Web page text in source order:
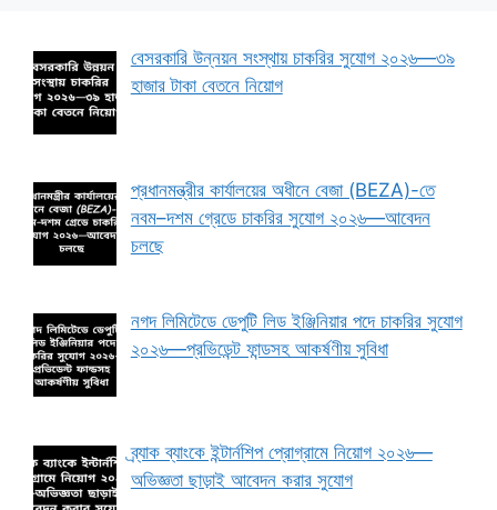
বেসরকারি উন্নয়ন সংস্থায় চাকরির সুযোগ ২০২৬—৩৯
হাজার টাকা বেতনে নিয়োগ
প্রধানমন্ত্রীর কার্যালয়ের অধীনে বেজা (BEZA)-তে
নবম–দশম গ্রেডে চাকরির সুযোগ ২০২৬—আবেদন
চলছে
নগদ লিমিটেডে ডেপুটি লিড ইঞ্জিনিয়ার পদে চাকরির সুযোগ
২০২৬—প্রভিডেন্ট ফান্ডসহ আকর্ষণীয় সুবিধা
ব্র্যাক ব্যাংকে ইন্টার্নশিপ প্রোগ্রামে নিয়োগ ২০২৬—
অভিজ্ঞতা ছাড়াই আবেদন করার সুযোগ